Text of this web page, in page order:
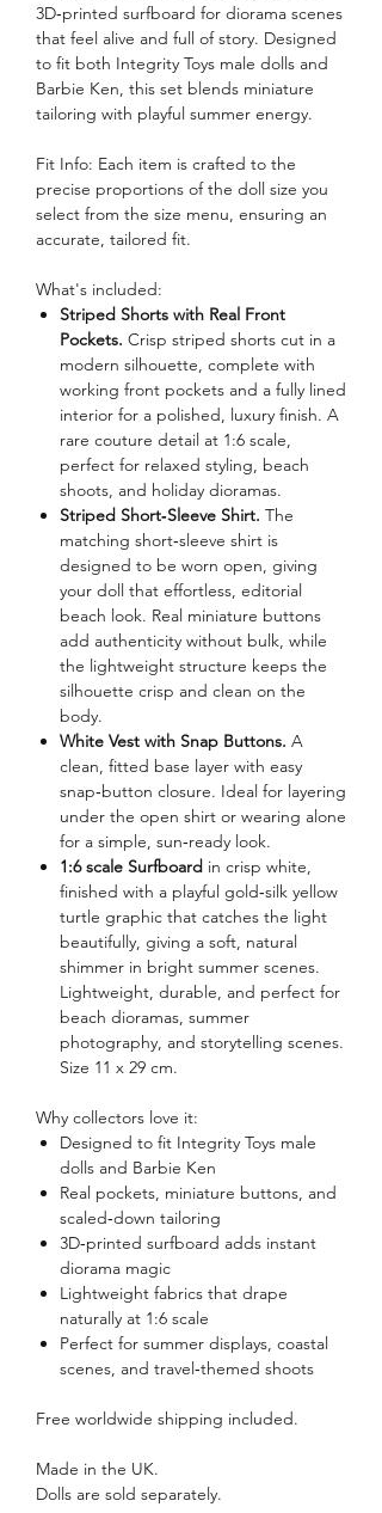
3D‑printed surfboard for diorama scenes
that feel alive and full of story. Designed
to fit both Integrity Toys male dolls and
Barbie Ken, this set blends miniature
tailoring with playful summer energy.
Fit Info: Each item is crafted to the
precise proportions of the doll size you
select from the size menu, ensuring an
accurate, tailored fit.
What's included:
Striped Shorts with Real Front
Pockets. Crisp striped shorts cut in a
modern silhouette, complete with
working front pockets and a fully lined
interior for a polished, luxury finish. A
rare couture detail at 1:6 scale,
perfect for relaxed styling, beach
shoots, and holiday dioramas.
Striped Short‑Sleeve Shirt. The
matching short‑sleeve shirt is
designed to be worn open, giving
your doll that effortless, editorial
beach look. Real miniature buttons
add authenticity without bulk, while
the lightweight structure keeps the
silhouette crisp and clean on the
body.
White Vest with Snap Buttons. A
clean, fitted base layer with easy
snap‑button closure. Ideal for layering
under the open shirt or wearing alone
for a simple, sun‑ready look.
1:6 scale Surfboard in crisp white,
finished with a playful gold‑silk yellow
turtle graphic that catches the light
beautifully, giving a soft, natural
shimmer in bright summer scenes.
Lightweight, durable, and perfect for
beach dioramas, summer
photography, and storytelling scenes.
Size 11 x 29 cm.
Why collectors love it:
Designed to fit Integrity Toys male
dolls and Barbie Ken
Real pockets, miniature buttons, and
scaled‑down tailoring
3D‑printed surfboard adds instant
diorama magic
Lightweight fabrics that drape
naturally at 1:6 scale
Perfect for summer displays, coastal
scenes, and travel‑themed shoots
Free worldwide shipping included.
Made in the UK.
Dolls are sold separately.